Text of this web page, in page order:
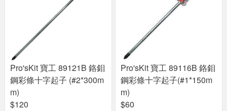
Pro'sKit 寶工 89121B 鉻鉬
鋼彩條十字起子 (#2*300m
m)
$120
Pro'sKit 寶工 89116B 鉻鉬
鋼彩條十字起子(#1*150m
m)
$60